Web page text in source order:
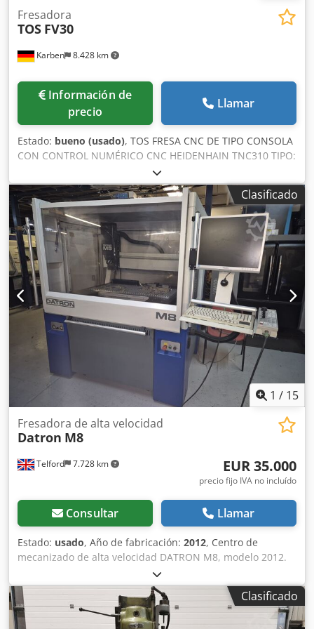
Karben 8.428 km
Fresadora
TOS FV30
Información de
precio
Llamar
Estado: bueno (usado), TOS FRESA CNC DE TIPO CONSOLA
CON CONTROL NUMÉRICO CNC HEIDENHAIN TNC310 TIPO:
FV30 N.º DE MÁQUINA: 203300233 AÑO DE FABRICACIÓN:
1998 Datos técnicos: Recorrido longitudinal – eje X: 760
mm Recorrido transversal – eje Y: 381 mm Recorrido
vertical del husillo – eje Z: 152 mm Recorrido vertical de la
consola: 450 mm Tamaño de la mesa: 305 x 1300 mm
Dkjdozlg N Tjpfx Adwjr Peso máximo de la pieza de trabajo:
360 kg Conexión del husillo: ISO40, DIN 69871 A Rango de
velocidad: variable, de 100 a 4000 min-1 Potencia del
motor: 5,5 kW (7,5 kW/5 min.) Peso: 2700 kg Equipamiento:
 Control numérico CNC HEIDENHAIN TNC310  Volante
electrónico  Programación neumática de herramientas 
Sistema de lubricación central automático para guías y
husillos de bolas  Sistema de refrigeración, capacidad 42
l  Lámpara de máquina  Diversos soportes de
herramientas  Accesorios estándar  Documentación 
Conformidad CE
Clasificado
1 / 15
Telford 7.728 km
Fresadora de alta velocidad
Datron M8
EUR 35.000
precio fijo IVA no incluído
Consultar Llamar
Estado: usado, Año de fabricación: 2012, Centro de
mecanizado de alta velocidad DATRON M8, modelo 2012.
Fresado de precisión de alta velocidad para aluminio,
plásticos y materiales compuestos. El DATRON M8, modelo
2012, es un centro de mecanizado de alta velocidad
diseñado específicamente para fabricantes que requieren
Clasificado